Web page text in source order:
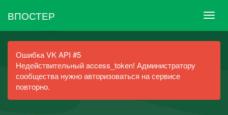
ВПОСТЕР
Ошибка VK API #5
Недействительный access_token! Администратору
сообщества нужно авторизоваться на сервисе
повторно.